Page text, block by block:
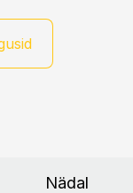
Nädal